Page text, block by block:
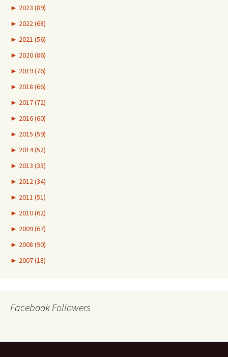
► 2023 (89)
► 2022 (68)
► 2021 (56)
► 2020 (86)
► 2019 (76)
► 2018 (66)
► 2017 (72)
► 2016 (60)
► 2015 (59)
► 2014 (52)
► 2013 (33)
► 2012 (34)
► 2011 (51)
► 2010 (62)
► 2009 (67)
► 2008 (90)
► 2007 (18)
Facebook Followers